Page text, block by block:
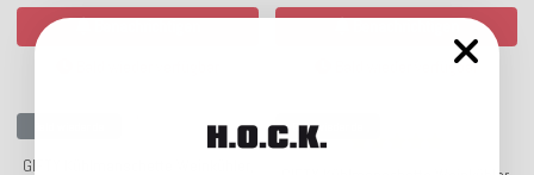
Bald wieder verfügbar
GIFTY Kühlmanschette Weinkühler,
Bald wieder da